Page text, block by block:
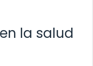
la salud